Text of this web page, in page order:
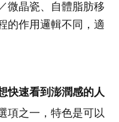
微晶瓷、自體脂肪移
的作用邏輯不同，適
快速看到澎潤感的人
項之一，特色是可以